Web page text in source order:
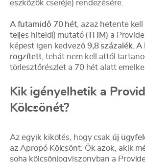
eszközök cseréje) rendezésére.
A futamidő 70 hét , azaz hetente
teljes hiteldíj mutató (THM) a
képest igen kedvező 9,8 százalék.A
rögzített, tehát nem kell attól
törlesztőrészlet a 70 hét alatt
Kik igényelhetik a
Kölcsönét?
Az egyik kikötés, hogy csak új
az Apropó Kölcsönt. Ők azok, akik
soha kölcsönjogviszonyban a